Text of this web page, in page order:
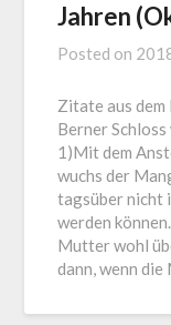
Jahren
Posted on
Zitate aus
Berner
1)Mit dem
wuchs der
tagsüber nicht
werden
Mutter wohl
dann, wenn